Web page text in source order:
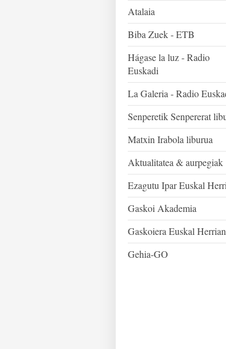
Atalaia
Biba Zuek - ETB
Hágase la luz - Radio
Euskadi
La Galeria - Radio
Senperetik Senpererat
Matxin Irabola liburua
Aktualitatea & aurpegiak
Ezagutu Ipar Euskal
Gaskoi Akademia
Gaskoiera Euskal Herrian
Gehia-GO